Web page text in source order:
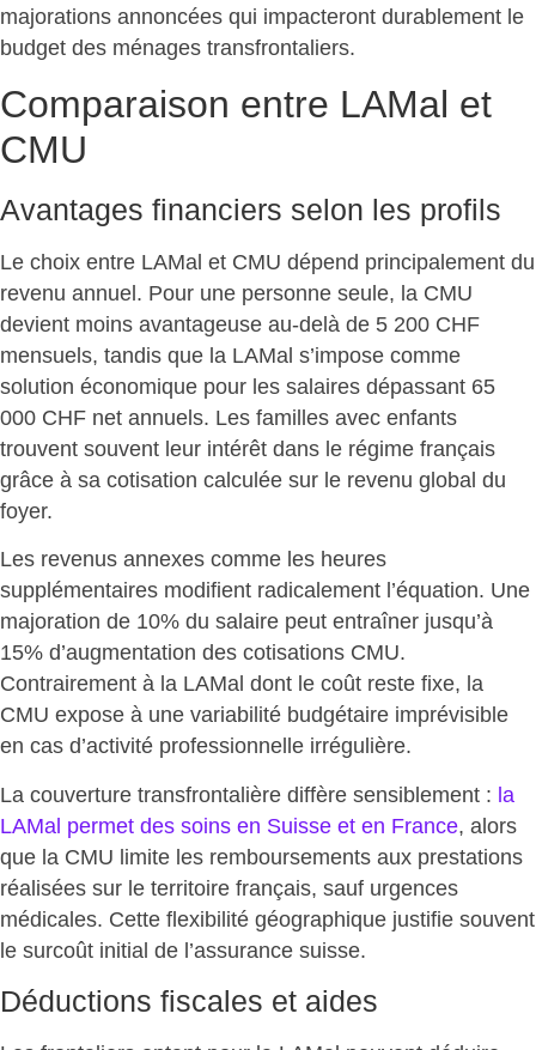
majorations annoncées qui impacteront durablement le
budget des ménages transfrontaliers.
Comparaison entre LAMal et
CMU
Avantages financiers selon les profils
Le choix entre LAMal et CMU dépend principalement du
revenu annuel. Pour une personne seule, la CMU
devient moins avantageuse au-delà de 5 200 CHF
mensuels, tandis que la LAMal s’impose comme
solution économique pour les salaires dépassant 65
000 CHF net annuels. Les familles avec enfants
trouvent souvent leur intérêt dans le régime français
grâce à sa cotisation calculée sur le revenu global du
foyer.
Les revenus annexes comme les heures
supplémentaires modifient radicalement l’équation. Une
majoration de 10% du salaire peut entraîner jusqu’à
15% d’augmentation des cotisations CMU.
Contrairement à la LAMal dont le coût reste fixe, la
CMU expose à une variabilité budgétaire imprévisible
en cas d’activité professionnelle irrégulière.
La couverture transfrontalière diffère sensiblement : la
LAMal permet des soins en Suisse et en France, alors
que la CMU limite les remboursements aux prestations
réalisées sur le territoire français, sauf urgences
médicales. Cette flexibilité géographique justifie souvent
le surcoût initial de l’assurance suisse.
Déductions fiscales et aides